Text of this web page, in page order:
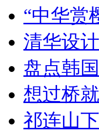
“中华赏
清华设
盘点韩
想过桥
祁连山